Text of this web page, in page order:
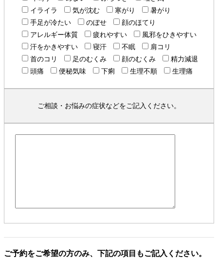
イライラ
気が沈む 寒がり
暑がり
手足が冷たい
のぼせ
顔のほてり
アレルギー体質
疲れやすい
風邪をひきやすい
汗をかきやすい
寝汗 不眠
肩コリ
首のコリ
足のむくみ 顔のむくみ
精力減退
頭痛
便秘気味 下痢 生理不順 生理痛
ご相談・お悩みの症状などをご記入ください。
ご予約をご希望の方のみ、下記の項目もご記入ください。